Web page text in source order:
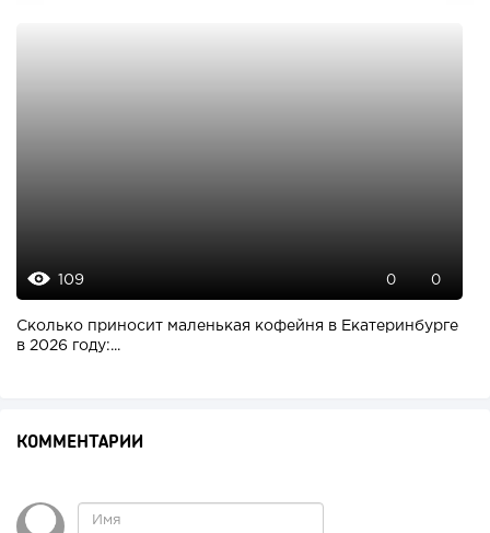
109 0 0
Сколько приносит маленькая кофейня в Екатеринбурге
в 2026 году:...
КОММЕНТАРИИ